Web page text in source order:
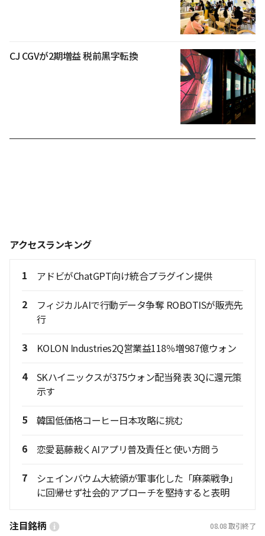
CJ CGVが2期増益 税前黒字転換
アクセスランキング
1 アドビがChatGPT向け統合プラグイン提供
2
フィジカルAIで行動データ争奪 ROBOTISが販売先
行
3 KOLON Industries2Q営業益118％増987億ウォン
4
SKハイニックスが375ウォン配当発表 3Qに還元策
示す
5 韓国低価格コーヒー日本攻略に挑む
6 恋愛葛藤裁くAIアプリ普及責任と使い方問う
7
シェインバウム大統領が軍事化した「麻薬戦争」
に回帰せず社会的アプローチを堅持すると表明
注目銘柄 08.08 取引終了